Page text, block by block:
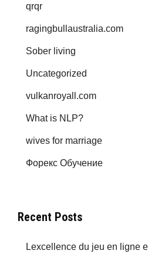
qrqr
ragingbullaustralia.com
Sober living
Uncategorized
vulkanroyall.com
What is NLP?
wives for marriage
Форекс Обучение
Recent Posts
Lexcellence du jeu en ligne